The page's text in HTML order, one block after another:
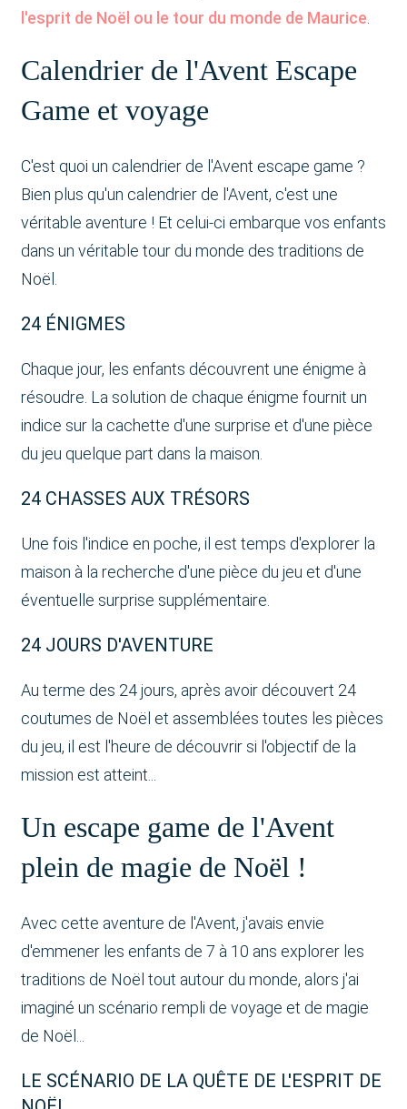
l'esprit de Noël ou le tour du monde de Maurice
Calendrier de l'Avent Escape
Game et voyage
C'est quoi un calendrier de l'Avent escape game ?
Bien plus qu'un calendrier de l'Avent, c'est une
véritable aventure ! Et celui-ci embarque vos enfants
dans un véritable tour du monde des traditions de
Noël.
24 ÉNIGMES
Chaque jour, les enfants découvrent une énigme à
résoudre. La solution de chaque énigme fournit un
indice sur la cachette d'une surprise et d'une pièce
du jeu quelque part dans la maison.
24 CHASSES AUX TRÉSORS
Une fois l'indice en poche, il est temps d'explorer la
maison à la recherche d'une pièce du jeu et d'une
éventuelle surprise supplémentaire.
24 JOURS D'AVENTURE
Au terme des 24 jours, après avoir découvert 24
coutumes de Noël et assemblées toutes les pièces
du jeu, il est l'heure de découvrir si l'objectif de la
mission est atteint...
Un escape game de l'Avent
plein de magie de Noël !
Avec cette aventure de l'Avent, j'avais envie
d'emmener les enfants de 7 à 10 ans explorer les
traditions de Noël tout autour du monde, alors j'ai
imaginé un scénario rempli de voyage et de magie
de Noël...
LE SCÉNARIO DE LA QUÊTE DE L'ESPRIT DE